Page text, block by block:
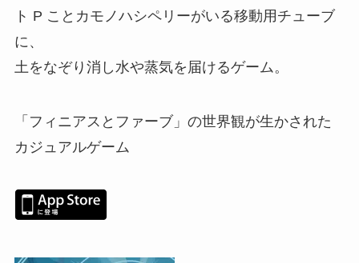
ト P ことカモノハシペリーがいる移動用チューブ
に、
土をなぞり消し水や蒸気を届けるゲーム。
「フィニアスとファーブ」の世界観が生かされた
カジュアルゲーム